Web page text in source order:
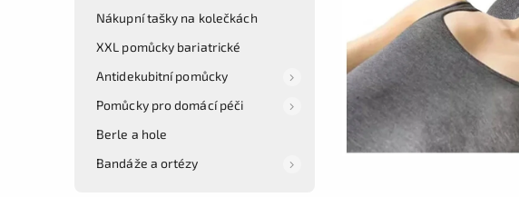
Nákupní tašky na kolečkách
XXL pomůcky bariatrické
Antidekubitní pomůcky
Pomůcky pro domácí péči
Berle a hole
Bandáže a ortézy